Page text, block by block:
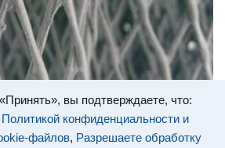
вы подтверждаете, что:
конфиденциальности и
файлов, Разрешаете обработку